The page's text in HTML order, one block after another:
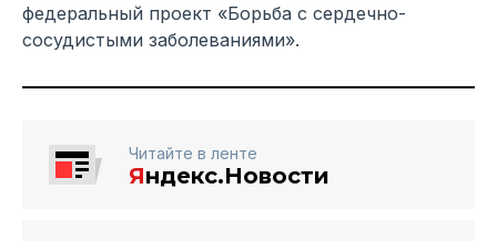
федеральный проект «Борьба с сердечно-
сосудистыми заболеваниями».
Читайте в ленте
Яндекс.Новости